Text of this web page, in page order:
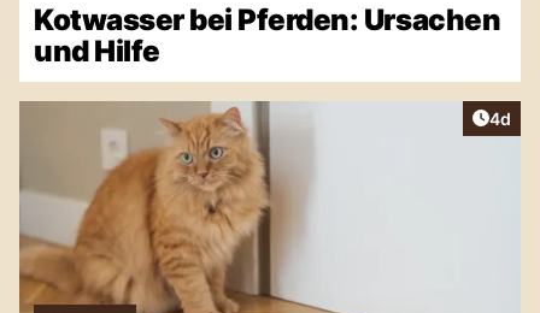
Kotwasser bei Pferden: Ursachen
und Hilfe
4d